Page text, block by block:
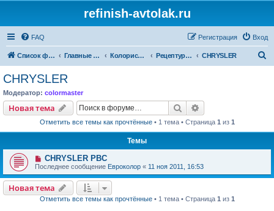
refinish-avtolak.ru
FAQ Вход
Регистрация
Список форумов Главные форумы Колористика Рецептуры участников (архив) CHRYSLER
CHRYSLER
Модератор: colormaster
Новая тема Поиск
Отметить все темы как прочтённые• 1 тема • Страница 1 из 1
Темы
CHRYSLER PBC
Последнее сообщение Евроколор « 11 ноя 2011, 16:53
Новая тема
Отметить все темы как прочтённые• 1 тема • Страница 1 из 1